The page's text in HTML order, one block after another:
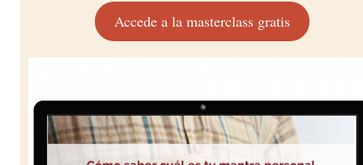
Accede a la masterclass gratis